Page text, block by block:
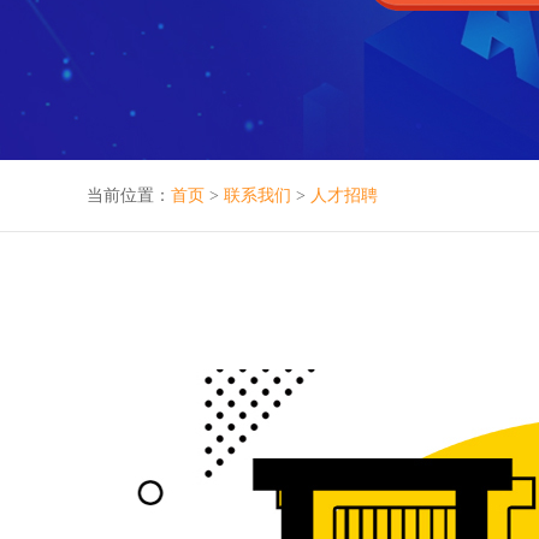
当前位置： 首页 > 联系我们 > 人才招聘